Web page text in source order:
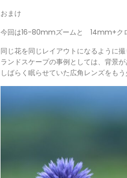
おまけ
今回は16-80mmズームと 14mm+ク
同じ花を同じレイアウトになるように
ランドスケープの事例としては、背景
しばらく眠らせていた広角レンズをも